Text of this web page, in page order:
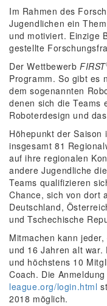
Im Rahmen des
Jugendlichen ein
und motiviert. Einzige
gestellte
Der Wettbewerb FIRST
Programm. So gibt es
dem sogenannten
denen sich die Teams
Roboterdesign und
Höhepunkt der Saison
insgesamt 81
auf ihre regionalen
andere Jugendliche
Teams qualifizieren
Chance, sich von dort
Deutschland,
und Tschechische
Mitmachen kann
und 16 Jahren alt war.
und höchstens 10
Coach. Die
league.org/login.html
2018 möglich.